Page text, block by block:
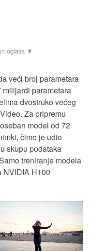
veći broj parametara
parametara
dvostruko većeg
Za pripremu
model od 72
čime je udio
skupu podataka
treniranje modela
NVIDIA H100